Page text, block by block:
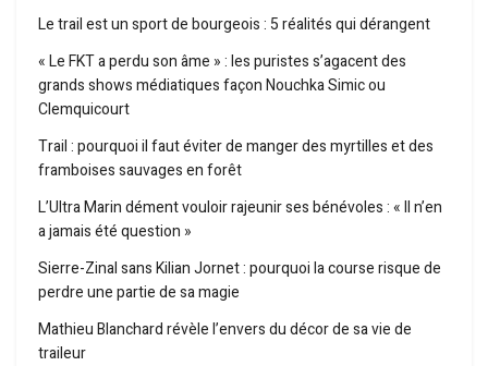
Le trail est un sport de bourgeois : 5 réalités qui dérangent
« Le FKT a perdu son âme » : les puristes s’agacent des
grands shows médiatiques façon Nouchka Simic ou
Clemquicourt
Trail : pourquoi il faut éviter de manger des myrtilles et des
framboises sauvages en forêt
L’Ultra Marin dément vouloir rajeunir ses bénévoles : « Il n’en
a jamais été question »
Sierre-Zinal sans Kilian Jornet : pourquoi la course risque de
perdre une partie de sa magie
Mathieu Blanchard révèle l’envers du décor de sa vie de
traileur